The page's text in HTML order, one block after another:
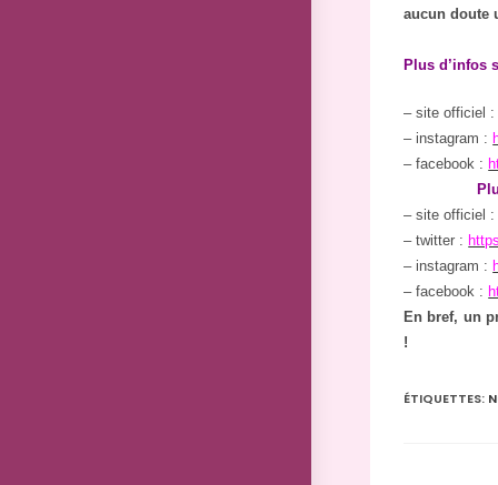
aucun doute
Plus d’infos
– site officiel :
– instagram :
– facebook :
– site officiel :
– twitter :
– instagram :
– facebook :
En bref, un
!
ÉTIQUETTES: